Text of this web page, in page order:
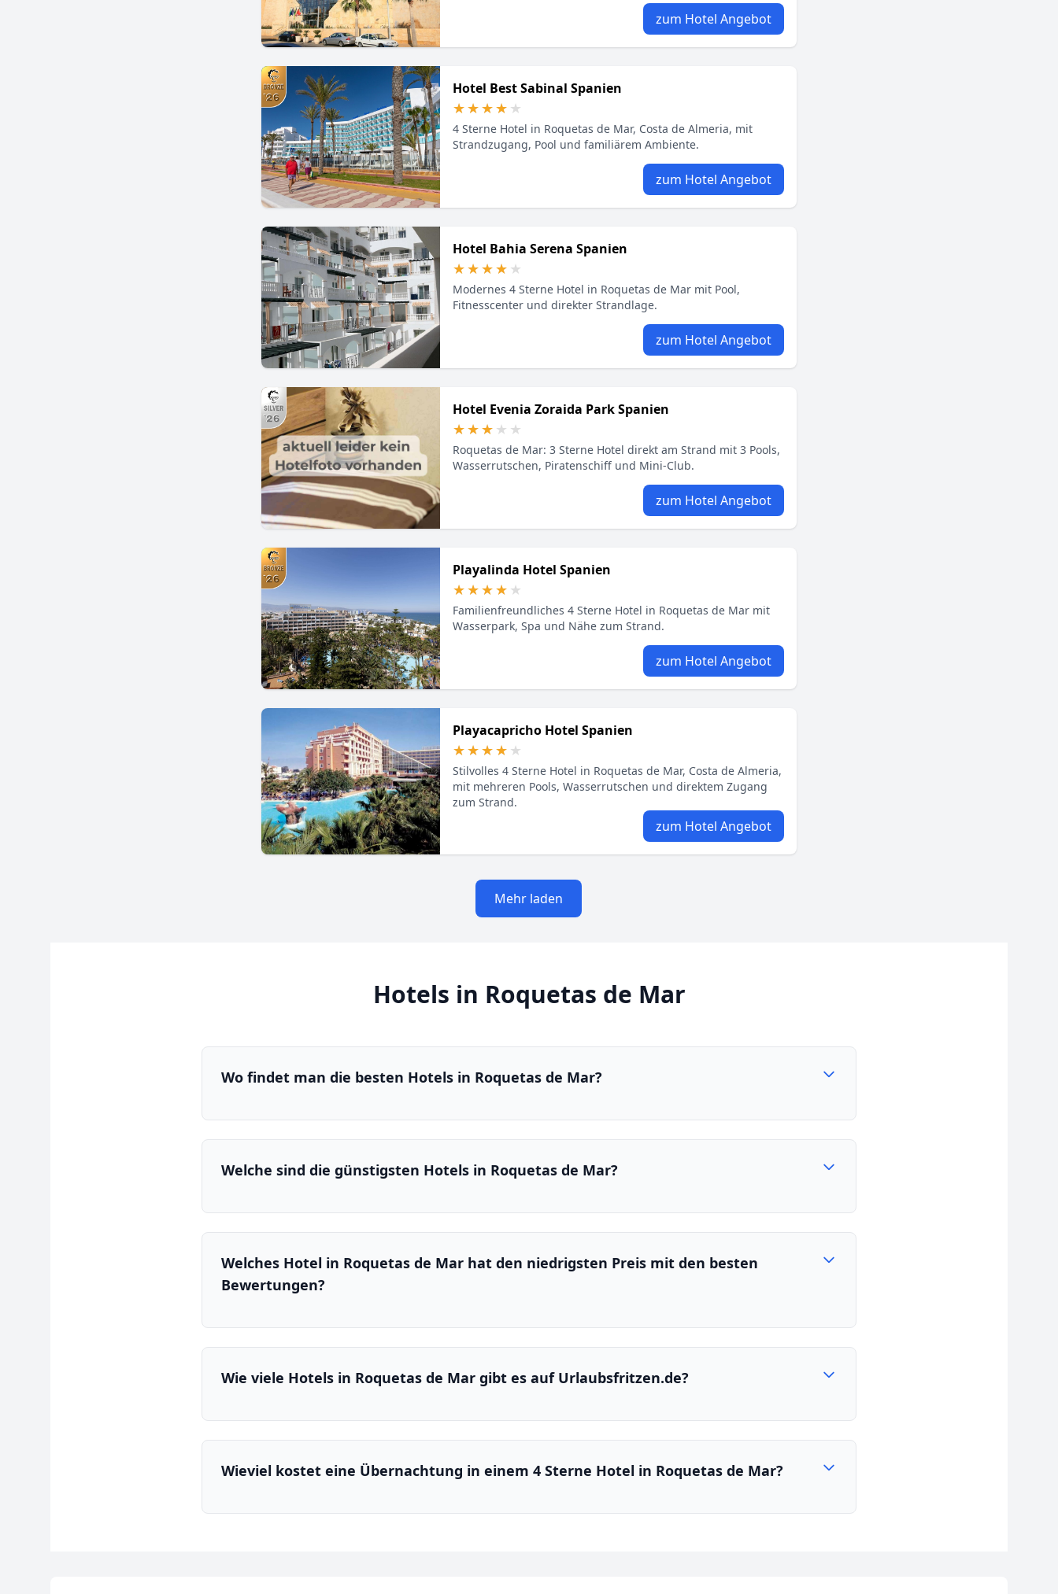
zum Hotel Angebot
Hotel Best Sabinal Spanien
★★★★★
★★★★★
4 Sterne Hotel in Roquetas de Mar, Costa de Almeria, mit
Strandzugang, Pool und familiärem Ambiente.
zum Hotel Angebot
Hotel Bahia Serena Spanien
★★★★★
★★★★★
Modernes 4 Sterne Hotel in Roquetas de Mar mit Pool,
Fitnesscenter und direkter Strandlage.
zum Hotel Angebot
Hotel Evenia Zoraida Park Spanien
★★★★★
★★★★★
Roquetas de Mar: 3 Sterne Hotel direkt am Strand mit 3 Pools,
Wasserrutschen, Piratenschiff und Mini-Club.
zum Hotel Angebot
Playalinda Hotel Spanien
★★★★★
★★★★★
Familienfreundliches 4 Sterne Hotel in Roquetas de Mar mit
Wasserpark, Spa und Nähe zum Strand.
zum Hotel Angebot
Playacapricho Hotel Spanien
★★★★★
★★★★★
Stilvolles 4 Sterne Hotel in Roquetas de Mar, Costa de Almeria,
mit mehreren Pools, Wasserrutschen und direktem Zugang
zum Strand.
zum Hotel Angebot
Mehr laden
Hotels in Roquetas de Mar
Wo findet man die besten Hotels in Roquetas de Mar?
Welche sind die günstigsten Hotels in Roquetas de Mar?
Welches Hotel in Roquetas de Mar hat den niedrigsten Preis mit den besten
Bewertungen?
Wie viele Hotels in Roquetas de Mar gibt es auf Urlaubsfritzen.de?
Wieviel kostet eine Übernachtung in einem 4 Sterne Hotel in Roquetas de Mar?